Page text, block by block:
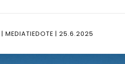
MEDIATIEDOTE | 25.6.2025